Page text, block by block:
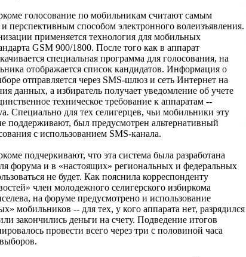
голосование по мобильникам считают самым
перспективным способом электронного волеизъявления.
применяется технология для мобильных
GSM 900/1800. После того как в аппарат
специальная программа для голосования, на
отображается список кандидатов. Информация о
отправляется через SMS-шлюз и сеть Интернет на
данных, а избиратель получает уведомление об учете
техническое требование к аппаратам --
Специально для тех селигерцев, чьи мобильники эту
поддерживают, был предусмотрен альтернативный
с использованием SMS-канала.
подчеркивают, что эта система была разработана
форума и в «настоящих» региональных и федеральных
не будет. Как пояснила корреспонденту
член молодежного селигерского избиркома
на форуме предусмотрено и использование
мобильников -- для тех, у кого аппарата нет, разрядился
закончились деньги на счету. Подведение итогов
провести всего через три с половиной часа